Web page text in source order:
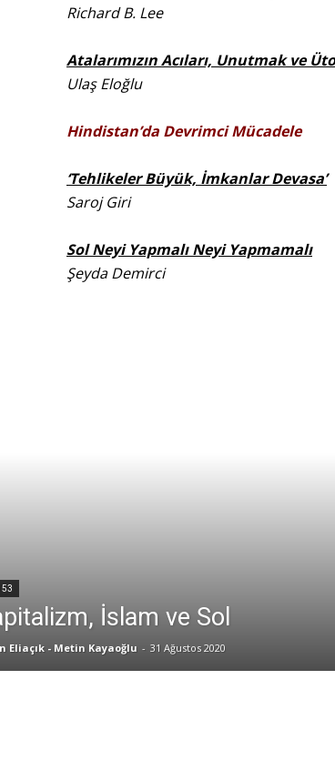
Richard B. Lee
Atalarımızın Acıları, Unutmak ve
Ulaş Eloğlu
Hindistan’da Devrimci Mücadele
‘Tehlikeler Büyük, İmkanlar Devasa’
Saroj Giri
Sol Neyi Yapmalı Neyi Yapmamalı
Şeyda Demirci
53
İslam ve Sol
Eliaçık - Metin Kayaoğlu - 31 Ağustos 2020